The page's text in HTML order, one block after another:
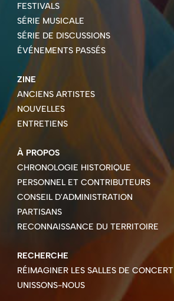
FESTIVALS
SÉRIE MUSICALE
SÉRIE DE DISCUSSIONS
ÉVÉNEMENTS PASSÉS
ZINE
ANCIENS ARTISTES
NOUVELLES
ENTRETIENS
À PROPOS
CHRONOLOGIE HISTORIQUE
PERSONNEL ET CONTRIBUTEURS
CONSEIL D'ADMINISTRATION
PARTISANS
RECONNAISSANCE DU TERRITOIRE
RECHERCHE
RÉIMAGINER LES SALLES DE CONCERT
UNISSONS-NOUS